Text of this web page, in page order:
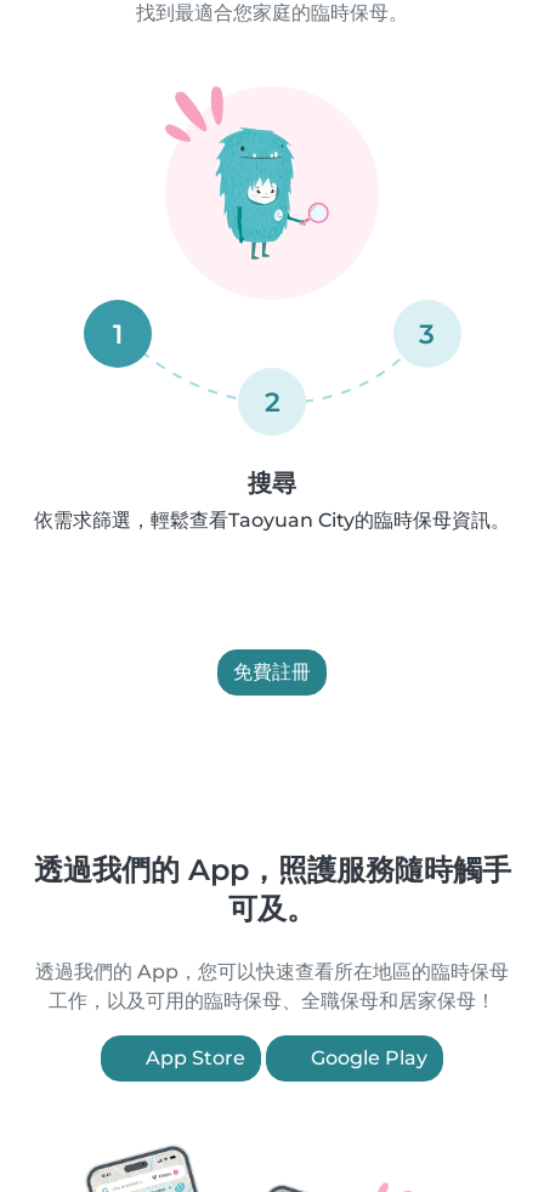
找到最適合您家庭的臨時保母。
1
2
3
搜尋
依需求篩選，輕鬆查看Taoyuan City的臨時保母資訊。
免費註冊
透過我們的 App，照護服務隨時觸手
可及。
透過我們的 App，您可以快速查看所在地區的臨時保母
工作，以及可用的臨時保母、全職保母和居家保母！
App Store Google Play